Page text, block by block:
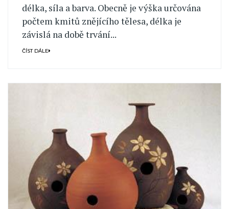
délka, síla a barva. Obecně je výška určována
počtem kmitů znějícího tělesa, délka je
závislá na době trvání...
ČÍST DÁLE